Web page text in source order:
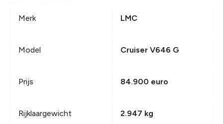
Merk LMC
Model Cruiser V646 G
Prijs 84.900 euro
Rijklaargewicht 2.947 kg